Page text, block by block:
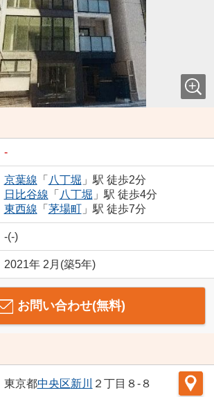
-
京葉線 「 八丁堀 」駅 徒歩2分
日比谷線 「 八丁堀 」駅 徒歩4分
東西線 「 茅場町」駅 徒歩7分
-(-)
2021年 2月(築5年)
お問い合わせ(無料)
東京都中央区新川 ２丁目８-８